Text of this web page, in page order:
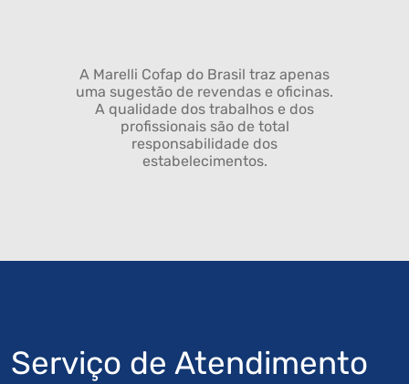
A Marelli Cofap do Brasil traz apenas
uma sugestão de revendas e oficinas.
A qualidade dos trabalhos e dos
profissionais são de total
responsabilidade dos
estabelecimentos.
Serviço de Atendimento